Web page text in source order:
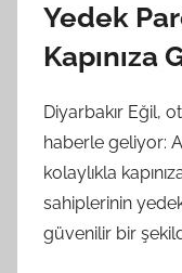
Yedek
Kapınıza
Diyarbakır Eğil,
haberle geliyor:
kolaylıkla
sahiplerinin
güvenilir bir